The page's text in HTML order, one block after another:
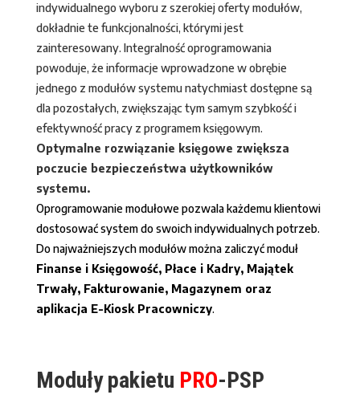
indywidualnego wyboru z szerokiej oferty modułów,
dokładnie te funkcjonalności, którymi jest
zainteresowany. Integralność oprogramowania
powoduje, że informacje wprowadzone w obrębie
jednego z modułów systemu natychmiast dostępne są
dla pozostałych, zwiększając tym samym szybkość i
efektywność pracy z programem księgowym.
Optymalne rozwiązanie księgowe zwiększa
poczucie bezpieczeństwa użytkowników
systemu.
Oprogramowanie modułowe pozwala każdemu klientowi
dostosować system do swoich indywidualnych potrzeb.
Do najważniejszych modułów można zaliczyć moduł
Finanse i Księgowość, Płace i Kadry, Majątek
Trwały, Fakturowanie, Magazynem oraz
aplikacja E-Kiosk Pracowniczy.
Moduły pakietu PRO-PSP